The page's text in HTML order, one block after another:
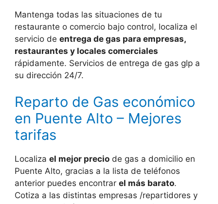
Mantenga todas las situaciones de tu
restaurante o comercio bajo control, localiza el
servicio de entrega de gas para empresas,
restaurantes y locales comerciales
rápidamente. Servicios de entrega de gas glp a
su dirección 24/7.
Reparto de Gas económico
en Puente Alto – Mejores
tarifas
Localiza el mejor precio de gas a domicilio en
Puente Alto, gracias a la lista de teléfonos
anterior puedes encontrar el más barato.
Cotiza a las distintas empresas /repartidores y